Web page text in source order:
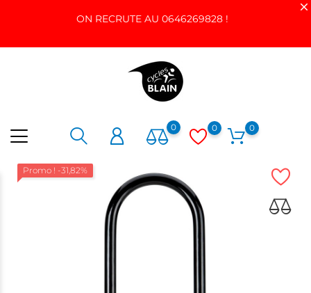
ON RECRUTE AU 0646269828 !
0 0 0
Promo ! -31,82%